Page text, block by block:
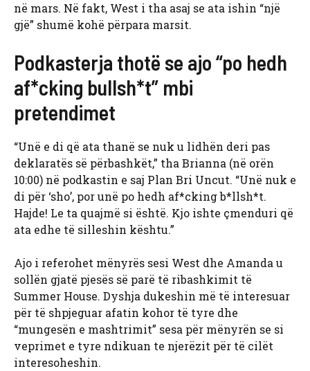
në mars. Në fakt, West i tha asaj se ata ishin “një
gjë” shumë kohë përpara marsit.
Podkasterja thotë se ajo “po hedh
af*cking bullsh*t” mbi
pretendimet
“Unë e di që ata thanë se nuk u lidhën deri pas
deklaratës së përbashkët,” tha Brianna (në orën
10:00) në podkastin e saj Plan Bri Uncut. “Unë nuk e
di për ‘sho’, por unë po hedh af*cking b*llsh*t.
Hajde! Le ta quajmë si është. Kjo ishte çmenduri që
ata edhe të silleshin kështu.”
Ajo i referohet mënyrës sesi West dhe Amanda u
sollën gjatë pjesës së parë të ribashkimit të
Summer House. Dyshja dukeshin më të interesuar
për të shpjeguar afatin kohor të tyre dhe
“mungesën e mashtrimit” sesa për mënyrën se si
veprimet e tyre ndikuan te njerëzit për të cilët
interesoheshin.